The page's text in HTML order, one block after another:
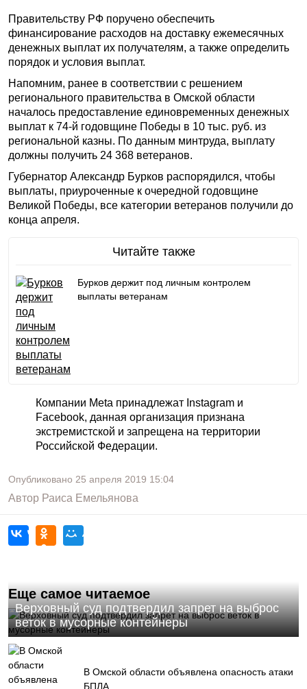
Правительству РФ поручено обеспечить
финансирование расходов на доставку ежемесячных
денежных выплат их получателям, а также определить
порядок и условия выплат.
Напомним, ранее в соответствии с решением
регионального правительства в Омской области
началось предоставление единовременных денежных
выплат к 74-й годовщине Победы в 10 тыс. руб. из
региональной казны. По данным минтруда, выплату
должны получить 24 368 ветеранов.
Губернатор Александр Бурков распорядился, чтобы
выплаты, приуроченные к очередной годовщине
Великой Победы, все категории ветеранов получили до
конца апреля.
Читайте также
Бурков держит под личным контролем
выплаты ветеранам
Компании Meta принадлежат Instagram и
Facebook, данная организация признана
экстремистской и запрещена на территории
Российской Федерации.
Опубликовано 25 апреля 2019 15:04
Автор Раиса Емельянова
Еще самое читаемое
Верховный суд подтвердил запрет на выброс
веток в мусорные контейнеры
В Омской области объявлена опасность атаки
БПЛА